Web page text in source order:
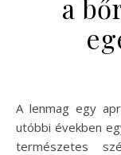
a
A lenmag egy apró, de rendkívül tápláló mag, amely az
utóbbi években
természetes